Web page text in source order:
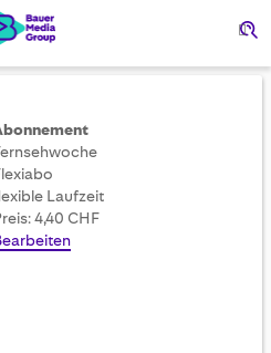
Laufzeit
4,40 CHF